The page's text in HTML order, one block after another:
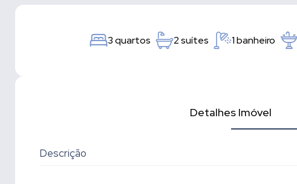
3 quartos 2 suítes 1 banheiro
Detalhes Imóvel
Descrição